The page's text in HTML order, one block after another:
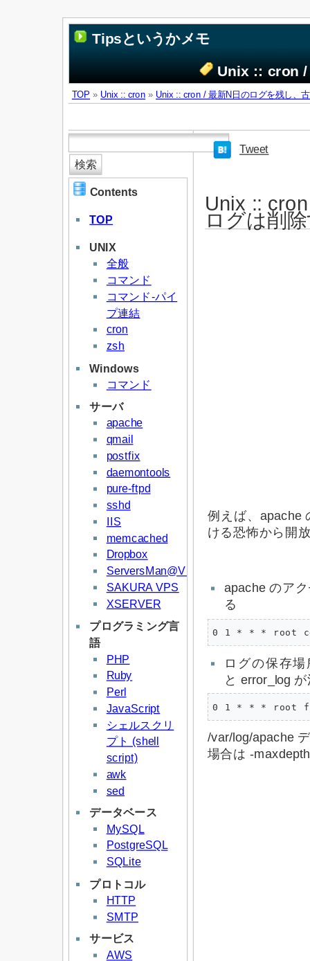
Tipsというかメモ
Unix :: cron /
TOP » Unix :: cron » Unix :: cron / 最新N日のログを残し、
Contents
TOP
UNIX
全般
コマンド
コマンド-パイ
プ連結
cron
zsh
Windows
コマンド
サーバ
apache
qmail
postfix
daemontools
pure-ftpd
sshd
IIS
memcached
Dropbox
ServersMan@VPS
SAKURA VPS
XSERVER
プログラミング言
語
PHP
Ruby
Perl
JavaScript
シェルスクリ
プト (shell
script)
awk
sed
データベース
MySQL
PostgreSQL
SQLite
プロトコル
HTTP
SMTP
サービス
AWS
Tweet
Unix ::
ログは削
例えば、apache
ける恐怖から開
apache のア
る
ログの保存
と error_log
/var/log/apache
場合は -